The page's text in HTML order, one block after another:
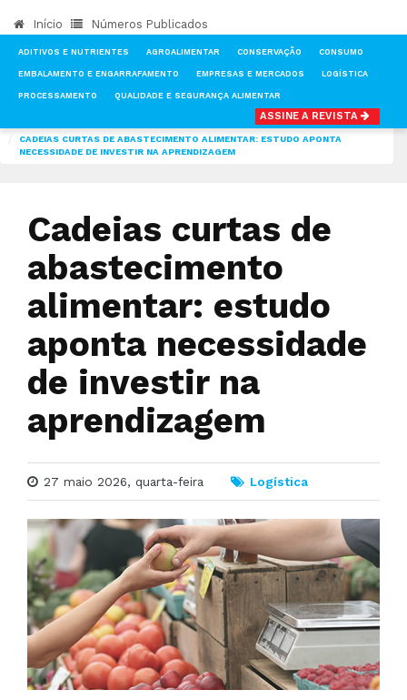
Início Números Publicados
ADITIVOS E NUTRIENTES AGROALIMENTAR CONSERVAÇÃO CONSUMO
EMBALAMENTO E ENGARRAFAMENTO EMPRESAS E MERCADOS LOGÍSTICA
PROCESSAMENTO QUALIDADE E SEGURANÇA ALIMENTAR
ASSINE A REVISTA
CADEIAS CURTAS DE ABASTECIMENTO ALIMENTAR: ESTUDO APONTA
NECESSIDADE DE INVESTIR NA APRENDIZAGEM
Cadeias curtas de
abastecimento
alimentar: estudo
aponta necessidade
de investir na
aprendizagem
27 maio 2026, quarta-feira Logística